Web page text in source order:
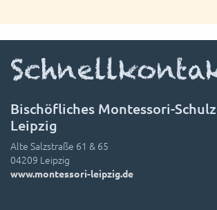
Bischöfliches Montessori-
Leipzig
Alte Salzstraße 61 & 65
04209 Leipzig
www.montessori-leipzig.de